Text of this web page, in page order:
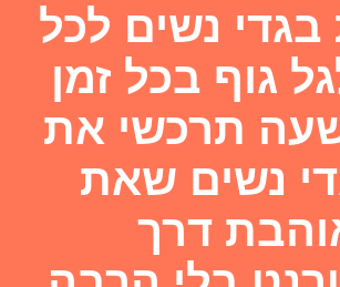
בגדי נשים לכל
גוף בכל זמן
תרכשי את
נשים שאת
דרך